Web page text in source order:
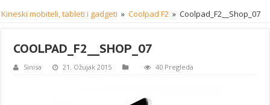
Kineski mobiteli, tableti i gadgeti » Coolpad F2 » Coolpad_F2__Shop_07
COOLPAD_F2__SHOP_07
Sinisa 21. Ožujak 2015 40 Pregleda